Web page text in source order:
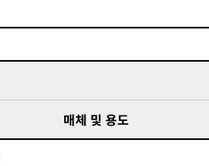
매체 및 용도